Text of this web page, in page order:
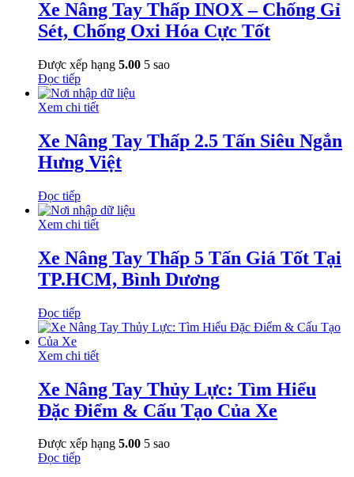
Xe Nâng Tay Thấp INOX – Chống Gỉ
Sét, Chống Oxi Hóa Cực Tốt
Được xếp hạng 5.00 5 sao
Đọc tiếp
Xem chi tiết
Xe Nâng Tay Thấp 2.5 Tấn Siêu Ngắn
Hưng Việt
Đọc tiếp
Xem chi tiết
Xe Nâng Tay Thấp 5 Tấn Giá Tốt Tại
TP.HCM, Bình Dương
Đọc tiếp
Xem chi tiết
Xe Nâng Tay Thủy Lực: Tìm Hiểu
Đặc Điểm & Cấu Tạo Của Xe
Được xếp hạng 5.00 5 sao
Đọc tiếp